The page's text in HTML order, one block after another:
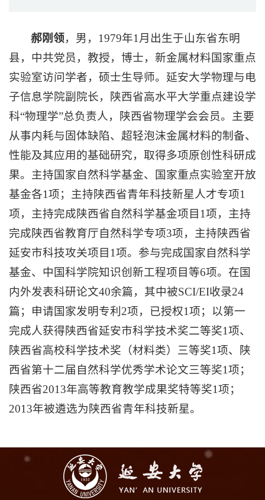
郝刚领，男，1979年1月出生于山东省东明
县，中共党员，教授，博士，新金属材料国家重点
实验室访问学者，硕士生导师。延安大学物理与电
子信息学院副院长，陕西省高水平大学重点建设学
科“物理学”总负责人，陕西省物理学会会员。主要
从事内耗与固体缺陷、超轻泡沫金属材料的制备、
性能及其应用的基础研究，取得多项原创性科研成
果。主持国家自然科学基金、国家重点实验室开放
基金各1项；主持陕西省青年科技新星人才专项1
项，主持完成陕西省自然科学基金项目1项，主持
完成陕西省教育厅自然科学专项3项，主持陕西省
延安市科技攻关项目1项。参与完成国家自然科学
基金、中国科学院知识创新工程项目等6项。在国
内外发表科研论文40余篇，其中被SCI/EI收录24
篇；申请国家发明专利2项，已授权1项；以第一
完成人获得陕西省延安市科学技术奖二等奖1项、
陕西省高校科学技术奖（材料类）三等奖1项、陕
西省第十二届自然科学优秀学术论文三等奖1项；
陕西省2013年高等教育教学成果奖特等奖1项；
2013年被遴选为陕西省青年科技新星。